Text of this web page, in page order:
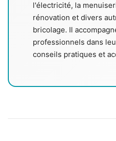
l'électricité, la
rénovation et divers
bricolage. Il
professionnels dans
conseils pratiques et